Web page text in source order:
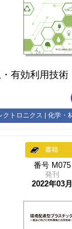
有効利用技術
クトロニクス | 化学・
書籍
番号 M075
発刊
2022年03月